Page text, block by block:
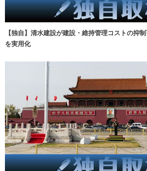
【独自】清水建設が建設・維持管理コストの抑
を実用化